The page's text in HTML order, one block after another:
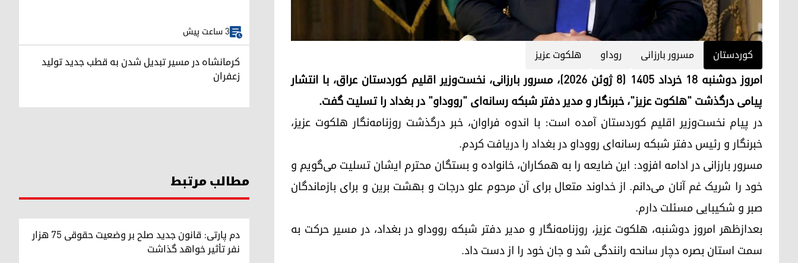
کوردستان مسرور بارزانی روداو هلکوت عزیز
امروز دوشنبه ۱۸ خرداد ۱۴۰۵ (۸ ژوئن ۲۰۲۶)، مسرور بارزانی، نخست‌وزیر اقلیم کوردستان عراق، با انتشار
پیامی درگذشت "هلکوت عزیز"، خبرنگار و مدیر دفتر شبکه رسانه‌ای "رووداو" در بغداد را تسلیت گفت.
در پیام نخست‌وزیر اقلیم کوردستان آمده است: با اندوه فراوان، خبر درگذشت روزنامه‌نگار هلکوت عزیز،
خبرنگار و رئیس دفتر شبکه رسانه‌ای رووداو در بغداد را دریافت کردم.
مسرور بارزانی در ادامه افزود: این ضایعه را به همکاران، خانواده و بستگان محترم ایشان تسلیت می‌گویم و
خود را شریک غم آنان می‌دانم. از خداوند متعال برای آن مرحوم علو درجات و بهشت برین و برای بازماندگان
صبر و شکیبایی مسئلت دارم.
بعدازظهر امروز دوشنبه، هلکوت عزیز، روزنامه‌نگار و مدیر دفتر شبکه رووداو در بغداد، در مسیر حرکت به
سمت استان بصره دچار سانحه رانندگی شد و جان خود را از دست داد.
3 ساعت پیش
کرمانشاه در مسیر تبدیل شدن به قطب جدید تولید
زعفران
مطالب مرتبط
دم پارتی: قانون جدید صلح بر وضعیت حقوقی ۷۵ هزار
نفر تأثیر خواهد گذاشت